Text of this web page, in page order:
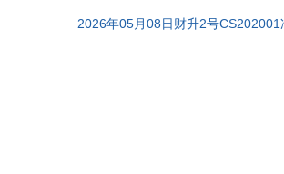
2026年05月08日财升2号CS202001